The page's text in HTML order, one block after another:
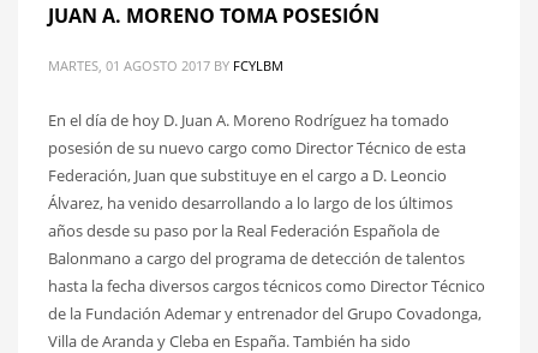
JUAN A. MORENO TOMA POSESIÓN
MARTES, 01 AGOSTO 2017 BY FCYLBM
En el día de hoy D. Juan A. Moreno Rodríguez ha tomado
posesión de su nuevo cargo como Director Técnico de esta
Federación, Juan que substituye en el cargo a D. Leoncio
Álvarez, ha venido desarrollando a lo largo de los últimos
años desde su paso por la Real Federación Española de
Balonmano a cargo del programa de detección de talentos
hasta la fecha diversos cargos técnicos como Director Técnico
de la Fundación Ademar y entrenador del Grupo Covadonga,
Villa de Aranda y Cleba en España. También ha sido